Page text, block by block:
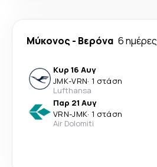
Μύκονος - Βερόνα 6 ημέρες
Κυρ 16 Αυγ
JMK-VRN· 1 στάση
Lufthansa
Παρ 21 Αυγ
VRN-JMK· 1 στάση
Air Dolomiti